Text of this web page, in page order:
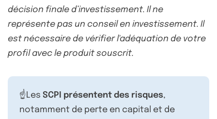
décision finale d’investissement. Il ne
représente pas un conseil en investissement. Il
est nécessaire de vérifier l'adéquation de votre
profil avec le produit souscrit.
☝️Les SCPI présentent des risques,
notamment de perte en capital et de